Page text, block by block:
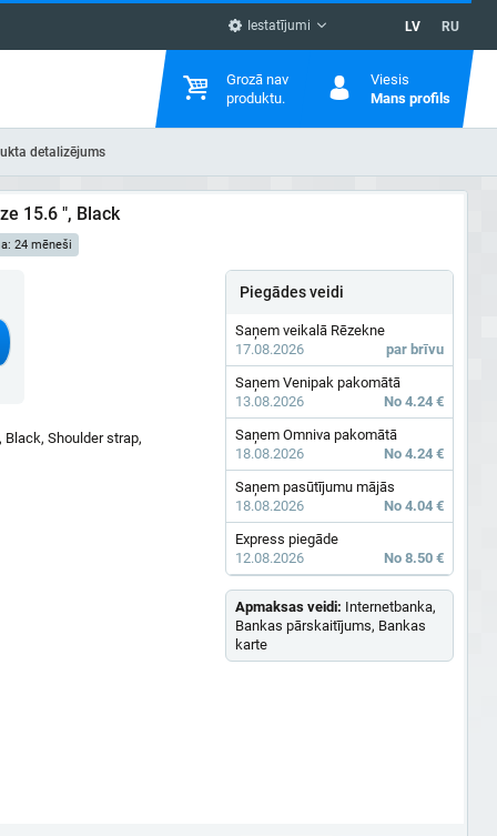
Iestatījumi LV RU
Grozā nav
produktu.
Viesis
Mans profils
detalizējums
15.6 ", Black
24 mēneši
Black, Shoulder strap,
Piegādes veidi
Saņem veikalā Rēzekne
17.08.2026
par brīvu
Saņem Venipak pakomātā
13.08.2026
No 4.24 €
Saņem Omniva pakomātā
18.08.2026
No 4.24 €
Saņem pasūtījumu mājās
18.08.2026
No 4.04 €
Express piegāde
12.08.2026
No 8.50 €
Apmaksas veidi: Internetbanka,
Bankas pārskaitījums, Bankas
karte